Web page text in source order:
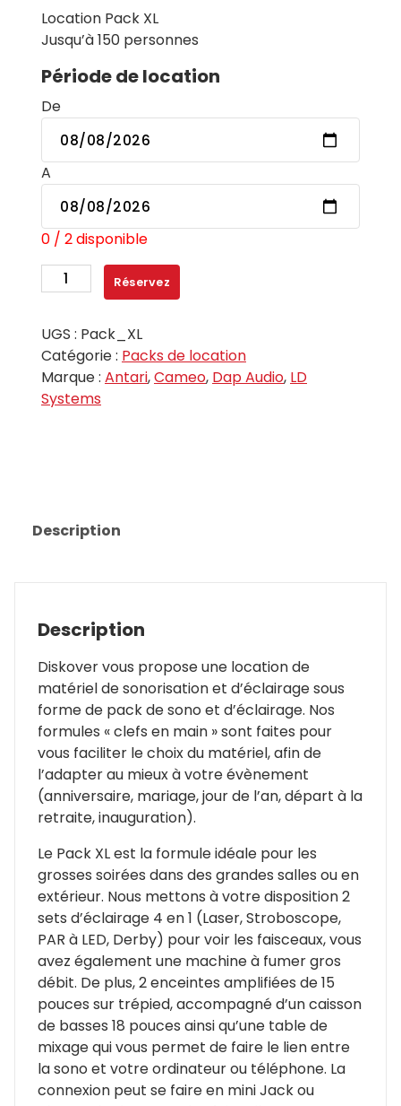
Location Pack XL
Jusqu’à 150 personnes
Période de location
De
A
0 / 2 disponible
quantité
de
XL
Réservez
UGS : Pack_XL
Catégorie : Packs de location
Marque : Antari,Cameo, Dap Audio, LD
Systems
Description
Description
Diskover vous propose une location de
matériel de sonorisation et d’éclairage sous
forme de pack de sono et d’éclairage. Nos
formules « clefs en main » sont faites pour
vous faciliter le choix du matériel, afin de
l’adapter au mieux à votre évènement
(anniversaire, mariage, jour de l’an, départ à la
retraite, inauguration).
Le Pack XL est la formule idéale pour les
grosses soirées dans des grandes salles ou en
extérieur. Nous mettons à votre disposition 2
sets d’éclairage 4 en 1 (Laser, Stroboscope,
PAR à LED, Derby) pour voir les faisceaux, vous
avez également une machine à fumer gros
débit. De plus, 2 enceintes amplifiées de 15
pouces sur trépied, accompagné d’un caisson
de basses 18 pouces ainsi qu’une table de
mixage qui vous permet de faire le lien entre
la sono et votre ordinateur ou téléphone. La
connexion peut se faire en mini Jack ou